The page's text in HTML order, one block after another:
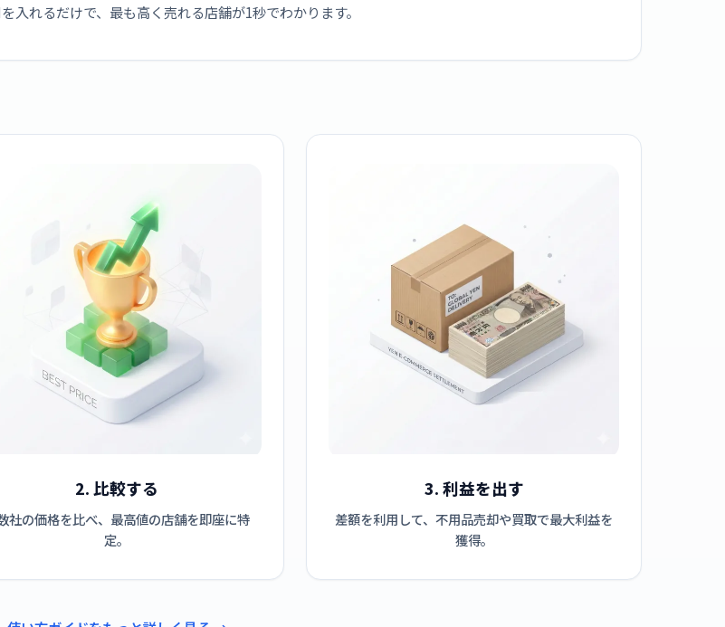
入れるだけで、最も高く売れる店舗が1秒でわかります。
2. 比較する
社の価格を比べ、最高値の店舗を即座に特
定。
3. 利益を出す
差額を利用して、不用品売却や買取で最大利益を
獲得。